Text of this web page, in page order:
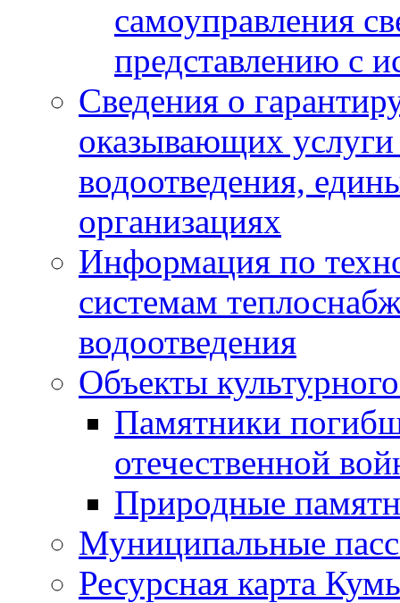
самоуправления
представлению с
Сведения о
оказывающих
водоотведения,
организациях
Информация по
системам
водоотведения
Объекты
Памятники
отечественной
Природные
Муниципальные
Ресурсная карта